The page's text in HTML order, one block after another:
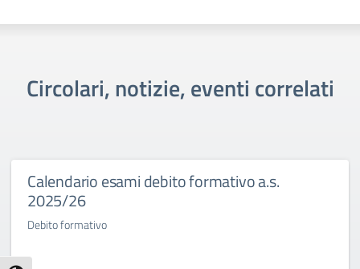
Circolari, notizie, eventi correlati
Calendario esami debito formativo a.s.
2025/26
Debito formativo